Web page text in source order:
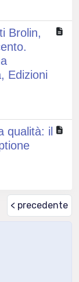
Brolin,
Edizioni
qualità: il
< precedente